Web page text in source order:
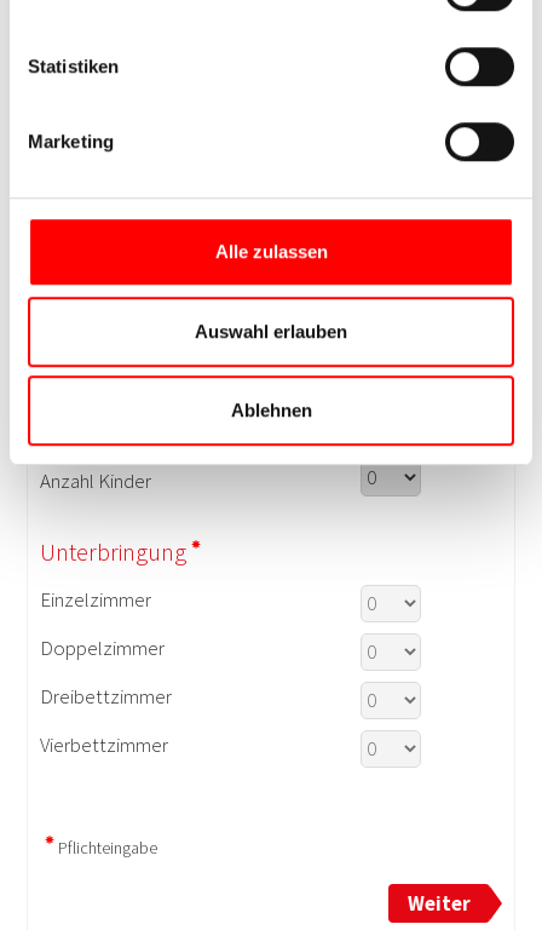
Statistiken
Marketing
Alle zulassen
Auswahl erlauben
Ablehnen